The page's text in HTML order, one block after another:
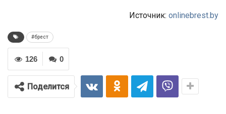
Источник: onlinebrest.by
#брест
0
126
Поделится